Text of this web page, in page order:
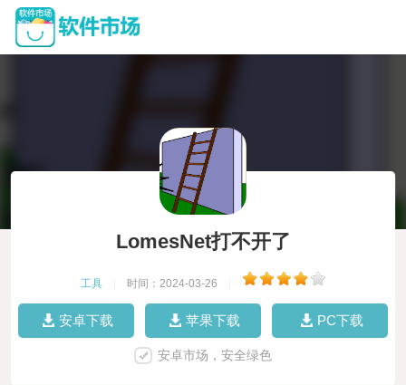
LomesNet打不开了
工具 时间：2024-03-26
安卓下载 苹果下载 PC下载
安卓市场，安全绿色